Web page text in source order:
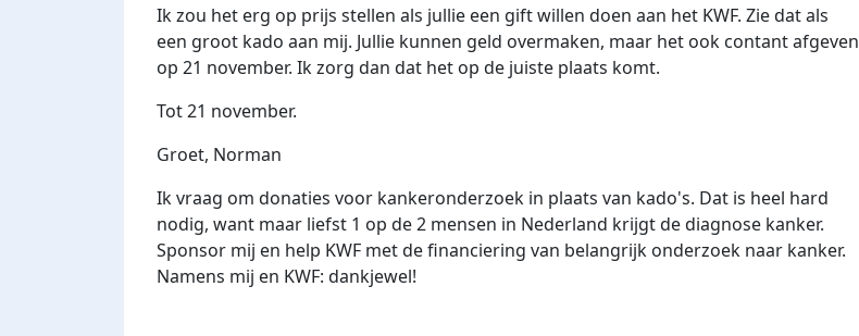
Ik zou het erg op prijs stellen als jullie een gift willen doen aan het KWF. Zie dat als
een groot kado aan mij. Jullie kunnen geld overmaken, maar het ook contant afgeven
op 21 november. Ik zorg dan dat het op de juiste plaats komt.
Tot 21 november.
Groet, Norman
Ik vraag om donaties voor kankeronderzoek in plaats van kado's. Dat is heel hard
nodig, want maar liefst 1 op de 2 mensen in Nederland krijgt de diagnose kanker.
Sponsor mij en help KWF met de financiering van belangrijk onderzoek naar kanker.
Namens mij en KWF: dankjewel!